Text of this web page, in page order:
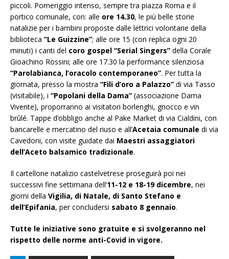
piccoli. Pomeriggio intenso, sempre tra piazza Roma e il
portico comunale, con: alle ore 14.30, le più belle storie
natalizie per i bambini proposte dalle lettrici volontarie della
biblioteca “Le Guizzine”; alle ore 15 (con replica ogni 20
minuti) i canti del coro gospel “Serial Singers” della Corale
Gioachino Rossini; alle ore 17.30 la performance silenziosa
“Parolabianca, l’oracolo contemporaneo”. Per tutta la
giornata, presso la mostra “Fili d’oro a Palazzo” di via Tasso
(visitabile), i “Popolani della Dama” (associazione Dama
Vivente), proporranno ai visitatori borlenghi, gnocco e vin
brûlé. Tappe d’obbligo anche al Pake Market di via Cialdini, con
bancarelle e mercatino del riuso e all’Acetaia comunale di via
Cavedoni, con visite guidate dai Maestri assaggiatori
dell’Aceto balsamico tradizionale.
Il cartellone natalizio castelvetrese proseguirà poi nei
successivi fine settimana dell’11-12 e 18-19 dicembre, nei
giorni della Vigilia, di Natale, di Santo Stefano e
dell’Epifania, per concludersi sabato 8 gennaio.
Tutte le iniziative sono gratuite e si svolgeranno nel
rispetto delle norme anti-Covid in vigore.